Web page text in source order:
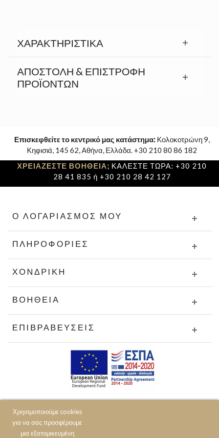
Χρησιμοποιούμε cookies
για να σας προσφέρουμε
μια εξατομικευμένη
ΧΑΡΑΚΤΗΡΙΣΤΙΚΆ
ΑΠΟΣΤΟΛΉ & ΕΠΙΣΤΡΟΦΉ
ΠΡΟΪΟΝΤΩΝ
Επισκεφθείτε το κεντρικό μας κατάστημα: Κολοκοτρώνη 9,
Κηφισιά, 145 62, Αθήνα, Ελλάδα. +30 210 80 86 182
ΧΡΕΙΑΖΕΣΤΕ ΒΟΗΘΕΙΑ; ΚΑΛΕΣΤΕ ΤΩΡΑ: +30 210
28 41 835 ή +30 210 28 42 127
Ο ΛΟΓΑΡΙΑΣΜΌΣ ΜΟΥ
ΠΛΗΡΟΦΟΡΊΕΣ
ΧΟΝΔΡΙΚΉ
ΒΟΉΘΕΙΑ
ΕΠΙΒΡΑΒΕΎΣΕΙΣ